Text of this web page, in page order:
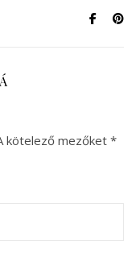
kötelező mezőket *